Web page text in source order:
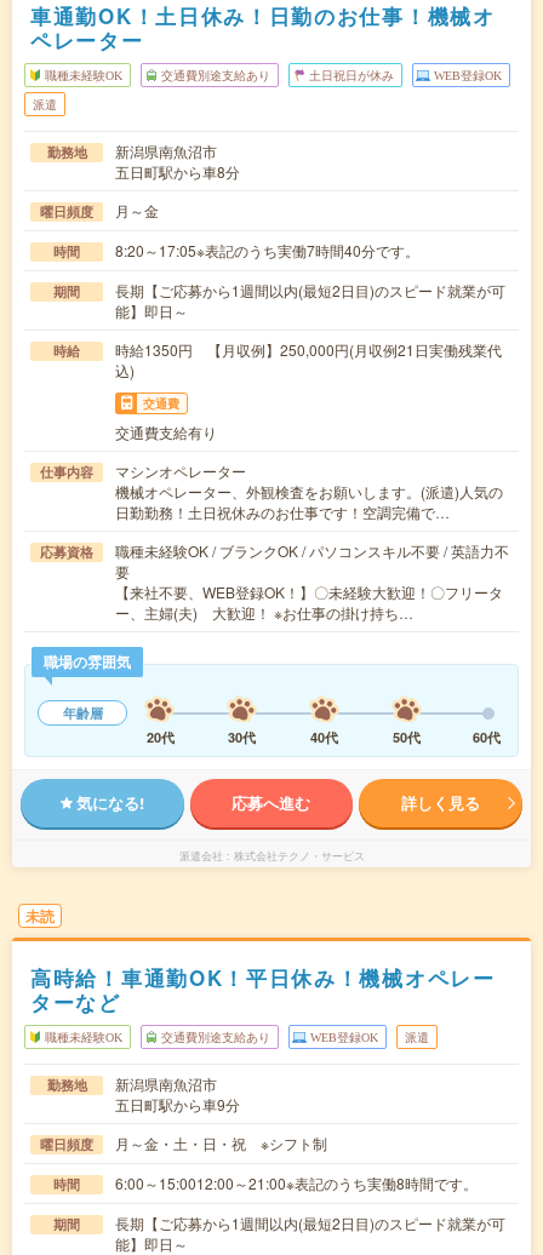
車通勤OK！土日休み！日勤のお仕事！機械オ
ペレーター
職種未経験OK 交通費別途支給あり 土日祝日が休み WEB登録OK
派遣
勤務地
新潟県南魚沼市
五日町駅から車8分
曜日頻度 月～金
時間 8:20～17:05※表記のうち実働7時間40分です。
期間
長期【ご応募から1週間以内(最短2日目)のスピード就業が可
能】即日～
時給
時給1350円 【月収例】250,000円(月収例21日実働残業代
込)
交通費
交通費支給有り
仕事内容
マシンオペレーター
機械オペレーター、外観検査をお願いします。(派遣)人気の
日勤勤務！土日祝休みのお仕事です！空調完備で…
応募資格
職種未経験OK / ブランクOK / パソコンスキル不要 / 英語力不
要
【来社不要、WEB登録OK！】〇未経験大歓迎！〇フリータ
ー、主婦(夫) 大歓迎！ ※お仕事の掛け持ち…
職場の雰囲気
年齢層
20代
30代 40代 50代 60代
気になる! 応募へ進む 詳しく見る
派遣会社 株式会社テクノ・サービス
未読
高時給！車通勤OK！平日休み！機械オペレー
ターなど
職種未経験OK 交通費別途支給あり WEB登録OK 派遣
勤務地
新潟県南魚沼市
五日町駅から車9分
曜日頻度 月～金・土・日・祝 ※シフト制
時間 6:00～15:0012:00～21:00※表記のうち実働8時間です。
期間
長期【ご応募から1週間以内(最短2日目)のスピード就業が可
能】即日～